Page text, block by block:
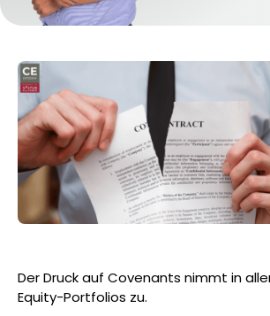
Der Druck auf Covenants nimmt in
Equity-Portfolios zu.